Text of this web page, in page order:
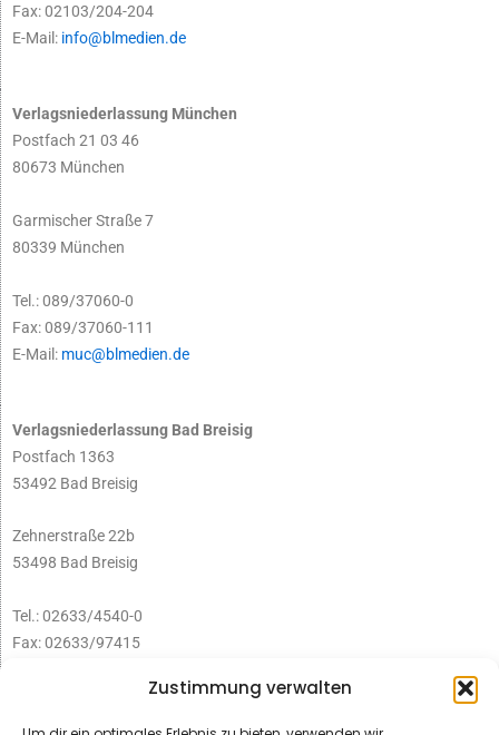
Zustimmung verwalten
Fax: 02103/204-204
E-Mail: info@blmedien.de
Verlagsniederlassung München
Postfach 21 03 46
80673 München
Garmischer Straße 7
80339 München
Tel.: 089/37060-0
Fax: 089/37060-111
E-Mail: muc@blmedien.de
Verlagsniederlassung Bad Breisig
Postfach 1363
53492 Bad Breisig
Zehnerstraße 22b
53498 Bad Breisig
Tel.: 02633/4540-0
Fax: 02633/97415